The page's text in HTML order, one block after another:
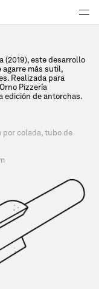
PRÓXIMO PROYECTO
(2019), este desarrollo
agarre más sutil,
Realizada para
Pizzería
edición de antorchas.
por colada, tubo de